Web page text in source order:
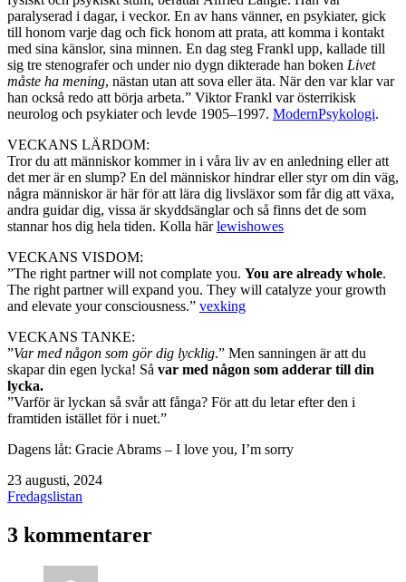
paralyserad i dagar, i veckor. En av hans vänner, en psykiater, gick
till honom varje dag och fick honom att prata, att komma i kontakt
med sina känslor, sina minnen. En dag steg Frankl upp, kallade till
sig tre stenografer och under nio dygn dikterade han boken Livet
måste ha mening, nästan utan att sova eller äta. När den var klar var
han också redo att börja arbeta.” Viktor Frankl var österrikisk
neurolog och psykiater och levde 1905–1997. ModernPsykologi.
VECKANS LÄRDOM:
Tror du att människor kommer in i våra liv av en anledning eller att
det mer är en slump? En del människor hindrar eller styr om din väg,
några människor är här för att lära dig livsläxor som får dig att växa,
andra guidar dig, vissa är skyddsänglar och så finns det de som
stannar hos dig hela tiden. Kolla härlewishowes
VECKANS VISDOM:
”The right partner will not complate you. You are already whole.
The right partner will expand you. They will catalyze your growth
and elevate your consciousness.” vexking
VECKANS TANKE:
”Var med någon som gör dig lycklig.” Men sanningen är att du
skapar din egen lycka! Så var med någon som adderar till din
lycka.
”Varför är lyckan så svår att fånga? För att du letar efter den i
framtiden istället för i nuet.”
Dagens låt: Gracie Abrams – I love you, I’m sorry
Publicerat
den
23 augusti, 2024
Kategoriserat
Fredagslistan
3 kommentarer